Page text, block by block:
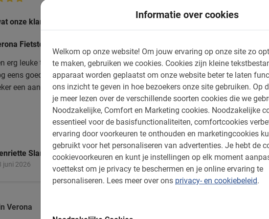
Informatie over cookies
Welkom op onze website! Om jouw ervaring op onze site zo
te maken, gebruiken we cookies. Cookies zijn kleine
apparaat worden geplaatst om onze website beter te laten
ons inzicht te geven in hoe bezoekers onze site gebruiken. Op
je meer lezen over de verschillende soorten cookies die we
Noodzakelijke, Comfort en Marketing cookies. Noodzakelijke
essentieel voor de basisfunctionaliteiten, comfortcookies
ervaring door voorkeuren te onthouden en marketingcookies
gebruikt voor het personaliseren van advertenties. Je hebt de
cookievoorkeuren en kunt je instellingen op elk moment
voettekst om je privacy te beschermen en je online ervaring te
personaliseren. Lees meer over ons privacy- en cookiebeleid.
onze klanten leuk vinden
Fietstour: de Highlights
erg leuke tour. Een aardige gids die ook
eens goede tips gaf over restaurants.
een aanrader als je in Verona bent.
Slangen
juni 2026
Verona